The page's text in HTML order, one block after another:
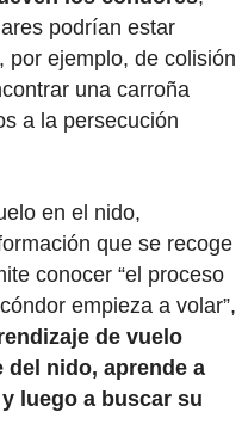
podrían estar
por ejemplo, de colisión
una carroña
a la persecución
en el nido,
que se recoge
conocer “el proceso
empieza a volar”,
de vuelo
del nido, aprende a
luego a buscar su